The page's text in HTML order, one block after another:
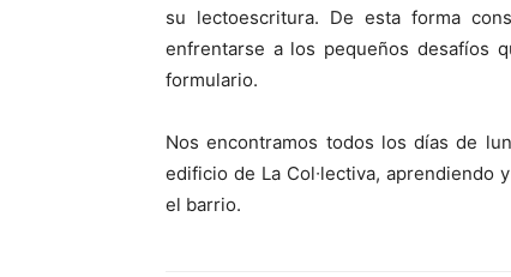
su lecto­escritura. De esta forma
enfrentarse a los pequeños desafíos
formulario.
Nos encontramos todos los días de
edificio de La Col∙lectiva, aprendiendo
el barrio.